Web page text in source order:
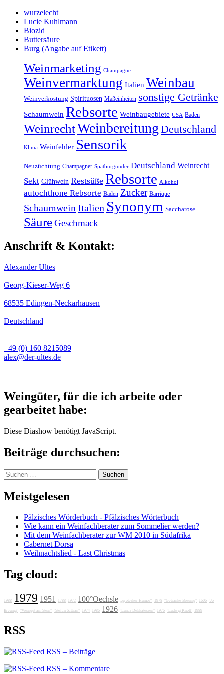
wurzelecht
Lucie Kuhlmann
Biozid
Buttersäure
Burg (Angabe auf Etikett)
Weinmarketing Champagne
Weinvermarktung Italien Weinbau
Weinverkostung Spirituosen Maßeinheiten sonstige Getränke
Schaumwein Rebsorte Weinbaugebiete USA Baden
WeinrechtWeinbereitung Deutschland
Klima Weinfehler Sensorik
Neuzüchtung Champagner Spätburgunder Deutschland Weinrecht
Sekt Glühwein Restsüße Rebsorte Alkohol
autochthone Rebsorte Baden Zucker Barrique
Schaumwein Italien Synonym Saccharose
SäureGeschmack
Anschrift & Kontakt:
Alexander Ultes
Georg-Kieser-Weg 6
68535 Edingen-Neckarhausen
Deutschland
+49 (0) 160 8215089
alex@der-ultes.de
Weingüter, für die ich arbeite oder
gearbeitet habe:
Diese Diashow benötigt JavaScript.
Beiträge durchsuchen:
Suchen
nach:
Meistgelesen
Pälzisches Wörderbuch - Pfälzisches Wörterbuch
Wie kann ein Weinfachberater zum Sommelier werden?
Mit dem Weinfachberater zur WM 2010 in Südafrika
Cabernet Dorsa
Weihnachtslied - Last Christmas
Tag cloud:
1988 1979 1951 1788 1972 100°Oechsle „grotesker Humor“ 1978 "Getränke Breunig" 1606 "Jo
Breunig" "Weingut am Stein" "Stefan Sattran" 1974 1986 1926 "Lunas Delikatessen" 1976 "Ludwig Knoll" 1989
RSS
RSS – Beiträge
RSS – Kommentare